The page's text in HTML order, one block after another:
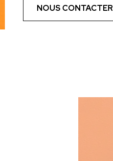
NOUS CONTACTER